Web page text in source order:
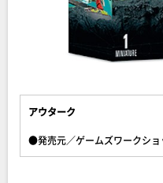
アウターク
●発売元／ゲームズワークシ